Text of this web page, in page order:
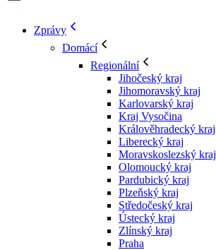
Zprávy
Domácí
Regionální
Jihočeský kraj
Jihomoravský kraj
Karlovarský kraj
Kraj Vysočina
Králověhradecký kraj
Liberecký kraj
Moravskoslezský kraj
Olomoucký kraj
Pardubický kraj
Plzeňský kraj
Středočeský kraj
Ústecký kraj
Zlínský kraj
Praha